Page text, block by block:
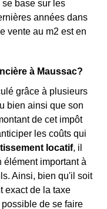
se base sur les
années dans
vente au m2 est en
à Maussac?
grâce à plusieurs
bien ainsi que son
de cet impôt
les coûts qui
locatif, il
élément important à
Ainsi, bien qu'il soit
exact de la taxe
de se faire